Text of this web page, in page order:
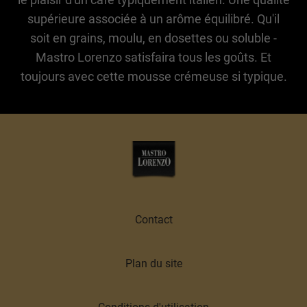
supérieure associée à un arôme équilibré. Qu'il
soit en grains, moulu, en dosettes ou soluble -
Mastro Lorenzo satisfaira tous les goûts. Et
toujours avec cette mousse crémeuse si typique.
Contact
Plan du site